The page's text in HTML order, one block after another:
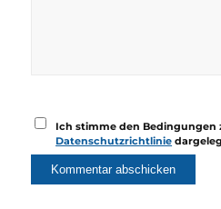
Ich stimme den Bedingungen
Datenschutzrichtlinie